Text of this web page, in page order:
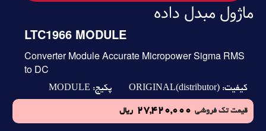
ماژول مبدل داده
LTC1966 MODULE
Converter Module Accurate Micropower Sigma RMS
to DC
کیفیت: ORIGINAL(distributor) پکیج: MODULE
قیمت تک فروشی 27,420,000 ریال